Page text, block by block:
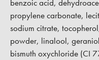
benzoic acid,
propylene carbonate,
sodium citrate,
powder, linalool,
bismuth oxychloride (CI